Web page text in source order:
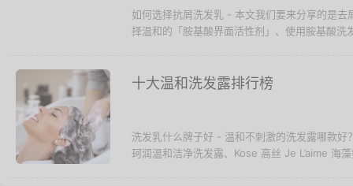
如何选择抗屑洗发乳 - 本文我们要来分享的是
择温和的「胺基酸界面活性剂」、使用胺基酸
十大温和洗发露排行榜
洗发乳什么牌子好 - 温和不刺激的洗发露哪款
珂润温和洁净洗发露、Kose 高丝 Je L’aime 海